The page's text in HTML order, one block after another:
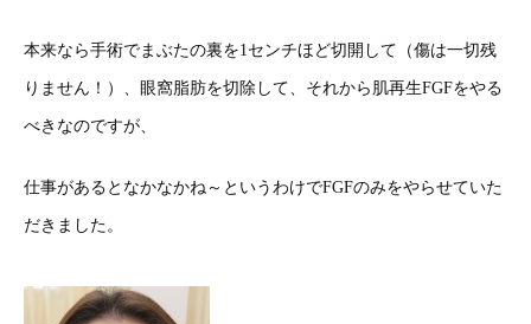
本来なら手術でまぶたの裏を1センチほど切開して（傷は一切残
りません！）、眼窩脂肪を切除して、それから肌再生FGFをやる
べきなのですが、
仕事があるとなかなかね～というわけでFGFのみをやらせていた
だきました。